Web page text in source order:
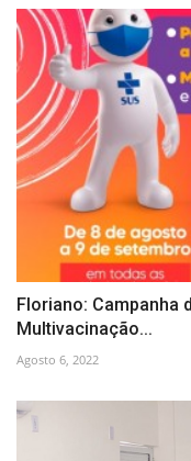
Floriano: Campanha
Multivacinação...
Agosto 6, 2022